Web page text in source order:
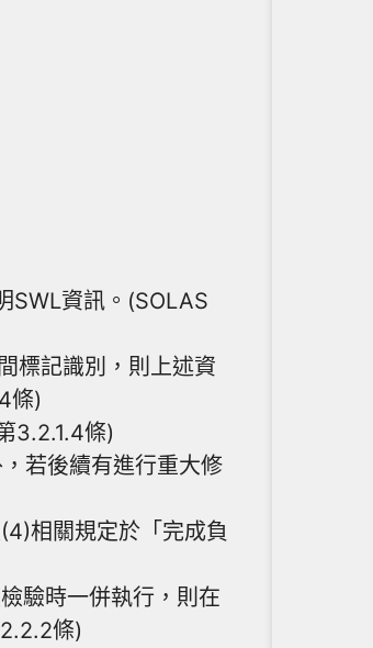
SWL資訊。(SOLAS
標記識別，則上述資
條)
3.2.1.4條)
若後續有進行重大修
相關規定於「完成負
驗時一併執行，則在
條)